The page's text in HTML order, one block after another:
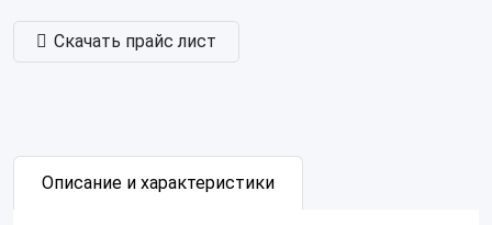
Скачать прайс лист
Описание и характеристики